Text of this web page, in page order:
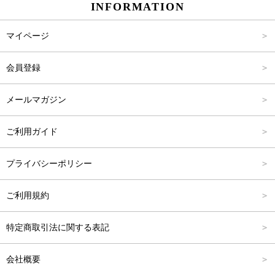
INFORMATION
マイページ
会員登録
メールマガジン
ご利用ガイド
プライバシーポリシー
ご利用規約
特定商取引法に関する表記
会社概要